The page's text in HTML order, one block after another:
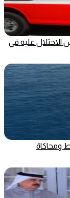
عليه في
ومحاكاة